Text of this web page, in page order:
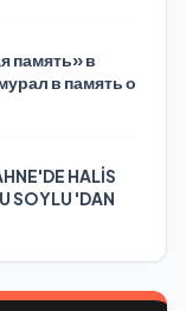
память» в
в память о
HALİS
SOYLU 'DAN